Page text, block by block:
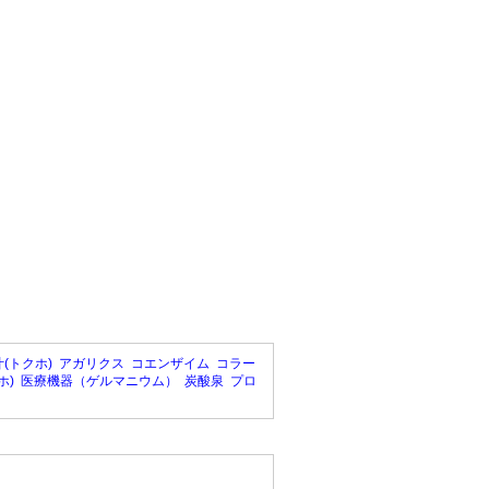
(トクホ) アガリクス コエンザイム コラー
) 医療機器（ゲルマニウム） 炭酸泉 プロ